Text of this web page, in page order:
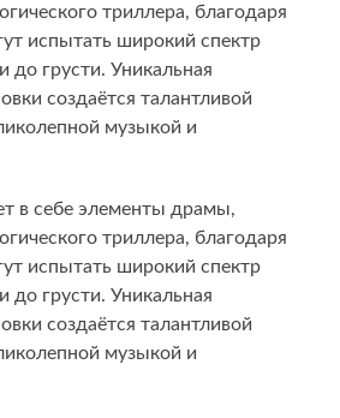
триллера, благодаря
испытать широкий спектр
до грусти. Уникальная
создаётся талантливой
музыкой и
в себе элементы драмы,
триллера, благодаря
испытать широкий спектр
до грусти. Уникальная
создаётся талантливой
музыкой и